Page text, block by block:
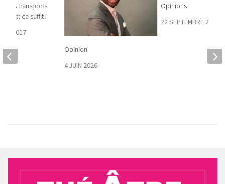
Opinion
4 JUIN 2026
Opinions
22 SEPTEMBRE 2022
les transports
Jorat : ça suffit !
2017